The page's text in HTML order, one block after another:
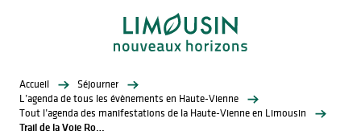
Accueil
Séjourner
L’agenda de tous les évènements en Haute-Vienne
Tout l’agenda des manifestations de la Haute-Vienne en Limousin
Trail de la Voie Romaine